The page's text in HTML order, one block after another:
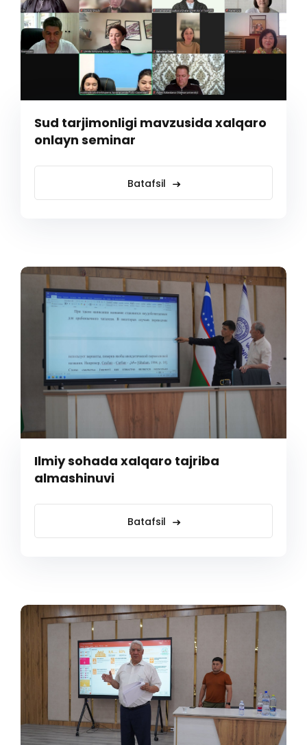
Sud tarjimonligi mavzusida xalqaro
onlayn seminar
Batafsil
Ilmiy sohada xalqaro tajriba
almashinuvi
Batafsil